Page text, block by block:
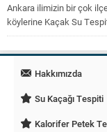
Ankara ilimizin bir çok
köylerine Kaçak Su
Hakkımızda
Su Kaçağı Tespiti
Kalorifer Petek